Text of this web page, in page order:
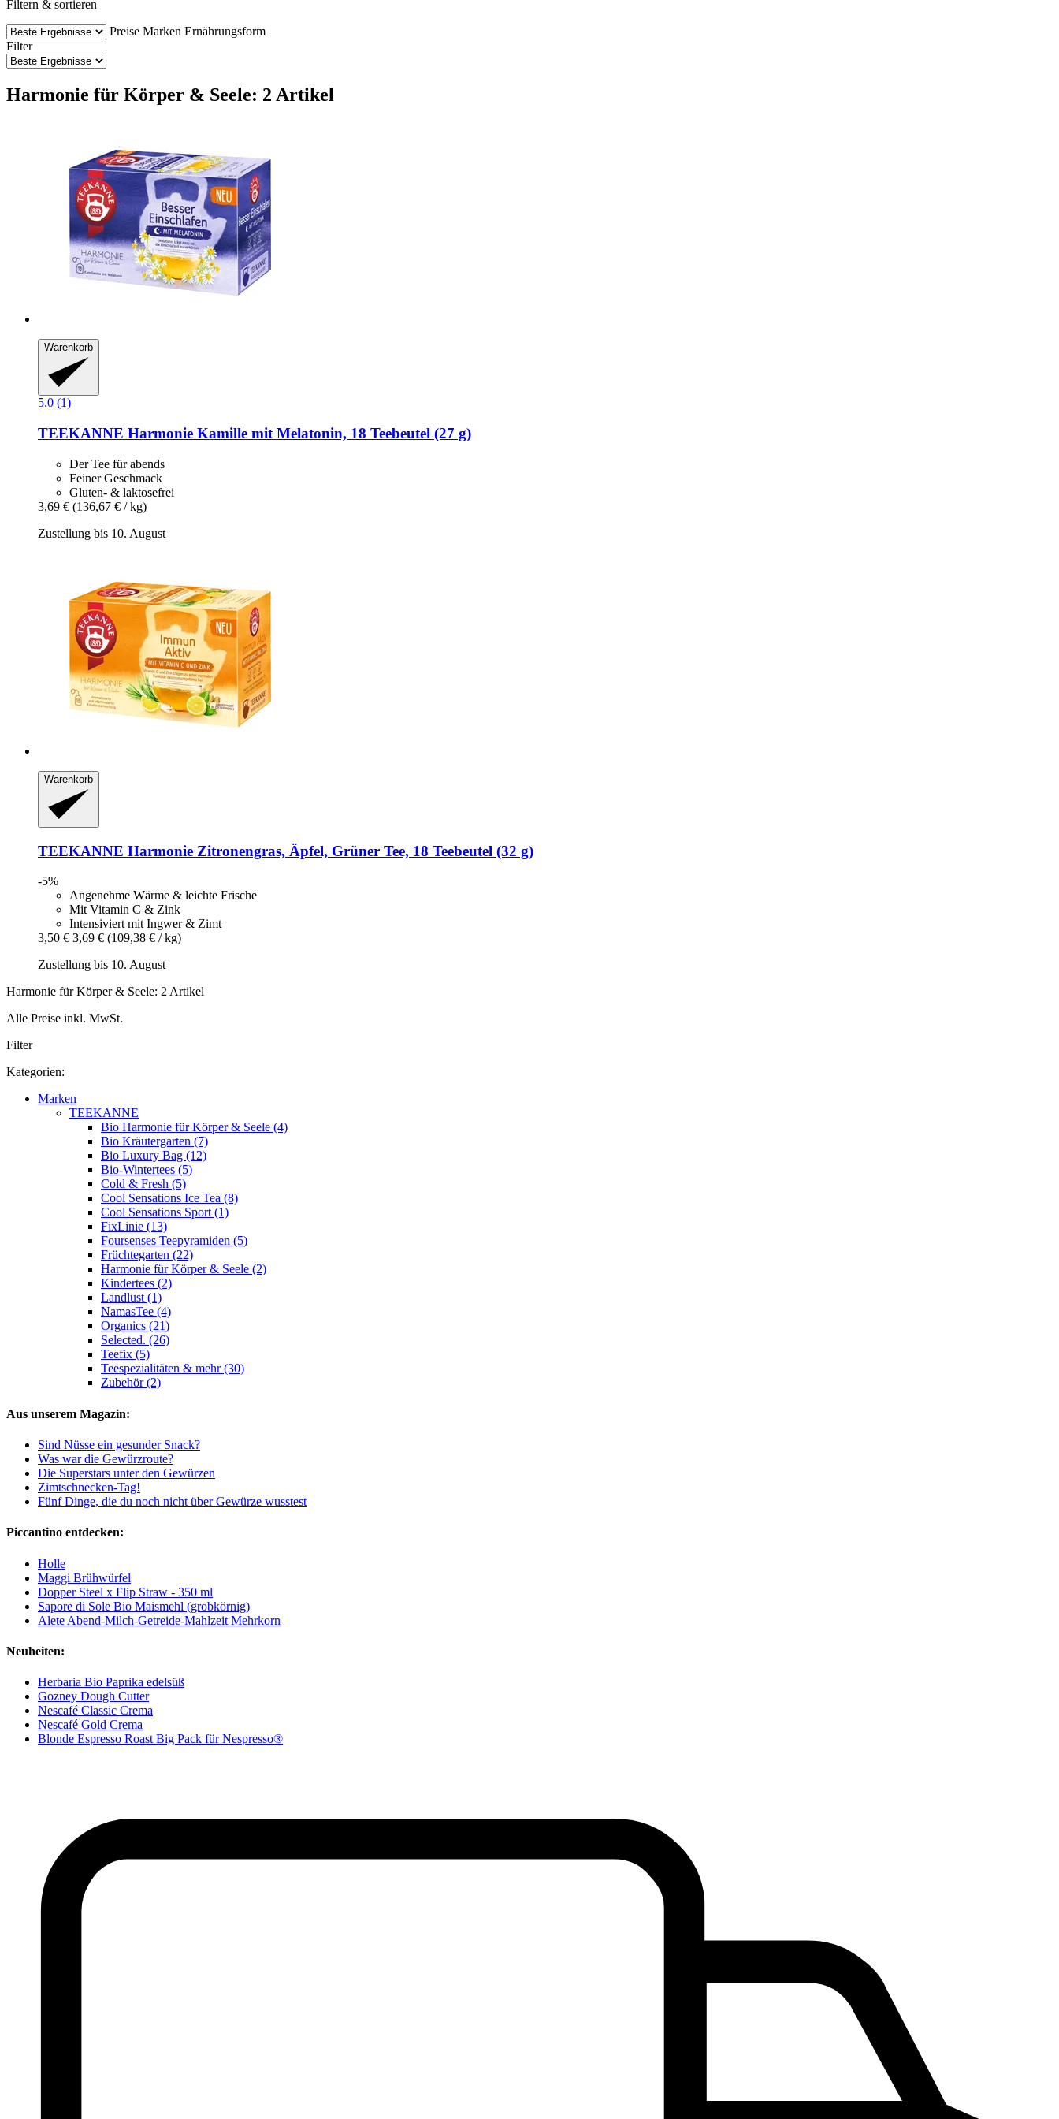
Filtern & sortieren
Preise Marken Ernährungsform
Filter
Harmonie für Körper & Seele: 2 Artikel
Warenkorb
5.0 (1)
TEEKANNE Harmonie Kamille mit Melatonin, 18 Teebeutel (27 g)
Der Tee für abends
Feiner Geschmack
Gluten- & laktosefrei
3,69 € (136,67 € / kg)
Zustellung bis 10. August
Warenkorb
TEEKANNE Harmonie Zitronengras, Äpfel, Grüner Tee, 18 Teebeutel (32 g)
-5%
Angenehme Wärme & leichte Frische
Mit Vitamin C & Zink
Intensiviert mit Ingwer & Zimt
3,50 € 3,69 € (109,38 € / kg)
Zustellung bis 10. August
Harmonie für Körper & Seele: 2 Artikel
Alle Preise inkl. MwSt.
Filter
Kategorien:
Marken
TEEKANNE
Bio Harmonie für Körper & Seele (4)
Bio Kräutergarten (7)
Bio Luxury Bag (12)
Bio-Wintertees (5)
Cold & Fresh (5)
Cool Sensations Ice Tea (8)
Cool Sensations Sport (1)
FixLinie (13)
Foursenses Teepyramiden (5)
Früchtegarten (22)
Harmonie für Körper & Seele (2)
Kindertees (2)
Landlust (1)
NamasTee (4)
Organics (21)
Selected. (26)
Teefix (5)
Teespezialitäten & mehr (30)
Zubehör (2)
Aus unserem Magazin:
Sind Nüsse ein gesunder Snack?
Was war die Gewürzroute?
Die Superstars unter den Gewürzen
Zimtschnecken-Tag!
Fünf Dinge, die du noch nicht über Gewürze wusstest
Piccantino entdecken:
Holle
Maggi Brühwürfel
Dopper Steel x Flip Straw - 350 ml
Sapore di Sole Bio Maismehl (grobkörnig)
Alete Abend-Milch-Getreide-Mahlzeit Mehrkorn
Neuheiten:
Herbaria Bio Paprika edelsüß
Gozney Dough Cutter
Nescafé Classic Crema
Nescafé Gold Crema
Blonde Espresso Roast Big Pack für Nespresso®